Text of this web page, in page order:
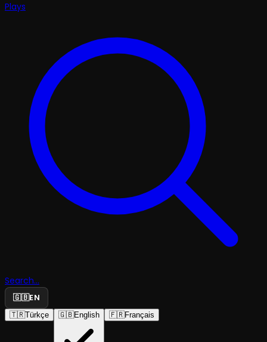
Plays
Search...
🇬🇧EN
🇹🇷Türkçe 🇬🇧English 🇫🇷Français